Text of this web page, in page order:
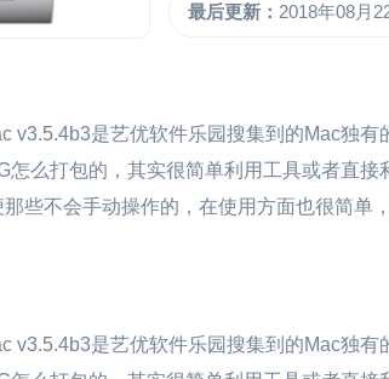
最后更新： 2018年08月
v3.5.4b3是艺优软件乐园搜集到的Mac独有
怎么打包的，其实很简单利用工具或者直
些不会手动操作的，在使用方面也很简单
v3.5.4b3是艺优软件乐园搜集到的Mac独有